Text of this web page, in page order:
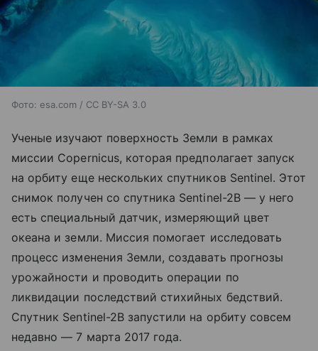
Фото: esa.com / CC BY-SA 3.0
Ученые изучают поверхность Земли в рамках
миссии Copernicus, которая предполагает запуск
на орбиту еще нескольких спутников Sentinel. Этот
снимок получен со спутника Sentinel-2B — у него
есть специальный датчик, измеряющий цвет
океана и земли. Миссия помогает исследовать
процесс изменения Земли, создавать прогнозы
урожайности и проводить операции по
ликвидации последствий стихийных бедствий.
Спутник Sentinel-2B запустили на орбиту совсем
недавно — 7 марта 2017 года.